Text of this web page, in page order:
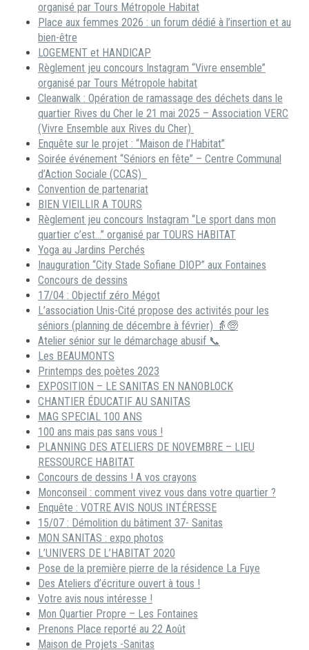
organisé par Tours Métropole Habitat
Place aux femmes 2026 : un forum dédié à l’insertion et au
bien-être
LOGEMENT et HANDICAP
Règlement jeu concours Instagram “Vivre ensemble”
organisé par Tours Métropole habitat
Cleanwalk : Opération de ramassage des déchets dans le
quartier Rives du Cher le 21 mai 2025 – Association VERC
(Vivre Ensemble aux Rives du Cher)
Enquête sur le projet : “Maison de l’Habitat”
Soirée événement “Séniors en fête” – Centre Communal
d’Action Sociale (CCAS)
Convention de partenariat
BIEN VIEILLIR A TOURS
Règlement jeu concours Instagram “Le sport dans mon
quartier c’est…” organisé par TOURS HABITAT
Yoga au Jardins Perchés
Inauguration “City Stade Sofiane DIOP” aux Fontaines
Concours de dessins
17/04 : Objectif zéro Mégot
L’association Unis-Cité propose des activités pour les
séniors (planning de décembre à février) 👵🧓
Atelier sénior sur le démarchage abusif 📞
Les BEAUMONTS
Printemps des poètes 2023
EXPOSITION – LE SANITAS EN NANOBLOCK
CHANTIER ÉDUCATIF AU SANITAS
MAG SPECIAL 100 ANS
100 ans mais pas sans vous !
PLANNING DES ATELIERS DE NOVEMBRE – LIEU
RESSOURCE HABITAT
Concours de dessins ! A vos crayons
Monconseil : comment vivez vous dans votre quartier ?
Enquête : VOTRE AVIS NOUS INTÉRESSE
15/07 : Démolition du bâtiment 37- Sanitas
MON SANITAS : expo photos
L’UNIVERS DE L’HABITAT 2020
Pose de la première pierre de la résidence La Fuye
Des Ateliers d’écriture ouvert à tous !
Votre avis nous intéresse !
Mon Quartier Propre – Les Fontaines
Prenons Place reporté au 22 Août
Maison de Projets -Sanitas